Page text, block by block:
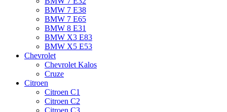
BMW 7 Е38
BMW 7 Е65
BMW 8 Е31
BMW X3 E83
BMW X5 E53
Chevrolet
Chevrolet Kalos
Cruze
Citroen
Citroen C1
Citroen C2
Citroen C3